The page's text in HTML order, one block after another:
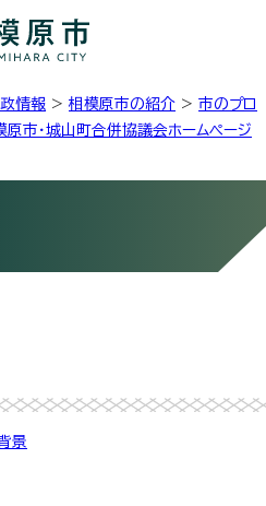
情報 > 相模原市の紹介 > 市のプロ
原市・城山町合併協議会ホームページ
景